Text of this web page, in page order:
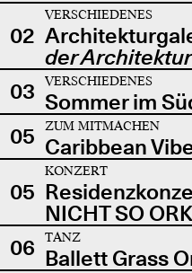
02
VERSCHIEDENES
der Architektur
03
VERSCHIEDENES
Sommer im
05
ZUM MITMACHEN
Caribbean
05
KONZERT
NICHT SO
06
TANZ
Ballett Grass